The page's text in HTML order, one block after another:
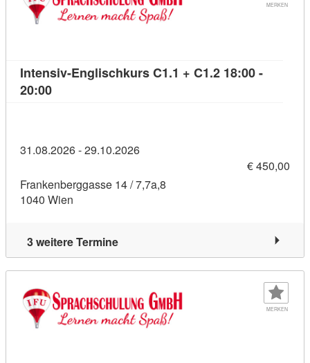
MERKEN
Intensiv-Englischkurs C1.1 + C1.2 18:00 -
20:00Kursdetail: Intensiv-Englischkurs C1.1 + C1.2
31.08.2026 - 29.10.2026
€ 450,00
Frankenberggasse 14 / 7,7a,8
1040 Wien
3 weitere Termine
MERKEN